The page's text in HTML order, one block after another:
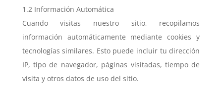
1.2 Información Automática
Cuando visitas nuestro sitio, recopilamos
información automáticamente mediante cookies y
tecnologías similares. Esto puede incluir tu dirección
IP, tipo de navegador, páginas visitadas, tiempo de
visita y otros datos de uso del sitio.